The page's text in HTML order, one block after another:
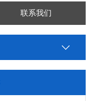
联系我们